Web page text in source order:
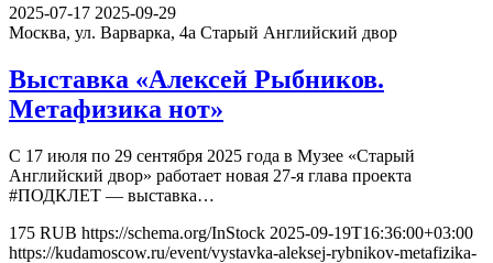
2025-07-17 2025-09-29
Москва, ул. Варварка, 4а Старый Английский двор
Выставка «Алексей Рыбников.
Метафизика нот»
С 17 июля по 29 сентября 2025 года в Музее «‎Старый
Английский двор» работает новая 27-я глава проекта
#ПОДКЛЕТ — выставка…
175 RUB https://schema.org/InStock 2025-09-19T16:36:00+03:00
https://kudamoscow.ru/event/vystavka-aleksej-rybnikov-metafizika-